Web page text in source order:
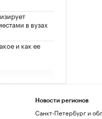
в вузах
и как ее
еще
Новости регионов
Санкт-Петербург и